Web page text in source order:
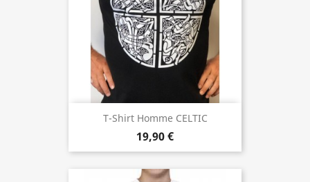
T-Shirt Homme CELTIC
19,90 €